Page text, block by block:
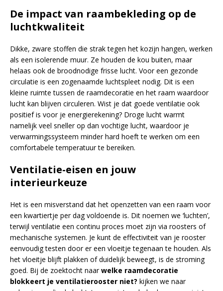
De impact van raambekleding op de
luchtkwaliteit
Dikke, zware stoffen die strak tegen het kozijn hangen, werken
als een isolerende muur. Ze houden de kou buiten, maar
helaas ook de broodnodige frisse lucht. Voor een gezonde
circulatie is een zogenaamde luchtspleet nodig. Dit is een
kleine ruimte tussen de raamdecoratie en het raam waardoor
lucht kan blijven circuleren. Wist je dat goede ventilatie ook
positief is voor je energierekening? Droge lucht warmt
namelijk veel sneller op dan vochtige lucht, waardoor je
verwarmingssysteem minder hard hoeft te werken om een
comfortabele temperatuur te bereiken.
Ventilatie-eisen en jouw
interieurkeuze
Het is een misverstand dat het openzetten van een raam voor
een kwartiertje per dag voldoende is. Dit noemen we ‘luchten’,
terwijl ventilatie een continu proces moet zijn via roosters of
mechanische systemen. Je kunt de effectiviteit van je rooster
eenvoudig testen door er een vloeitje tegenaan te houden. Als
het vloeitje blijft plakken of duidelijk beweegt, is de stroming
goed. Bij de zoektocht naarwelke raamdecoratie
blokkeert je ventilatierooster niet? kijken we naar